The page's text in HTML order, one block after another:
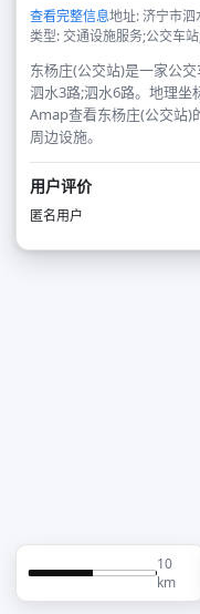
查看完整信息地址: 济宁市
类型: 交通设施服务;公交车
东杨庄(公交站)是一家公
泗水3路;泗水6路。地理坐
Amap查看东杨庄(公交站)
周边设施。
用户评价
匿名用户
10
km